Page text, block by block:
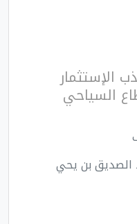
الإستثمار
السياحي
الصديق بن يحي